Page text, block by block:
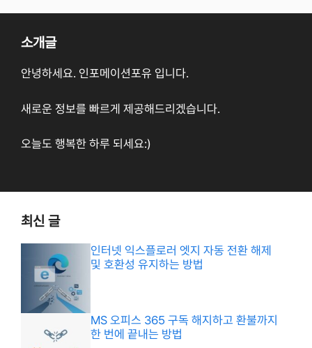
소개글
안녕하세요. 인포메이션포유 입니다.
새로운 정보를 빠르게 제공해드리겠습니다.
오늘도 행복한 하루 되세요:)
최신 글
인터넷 익스플로러 엣지 자동 전환 해제
및 호환성 유지하는 방법
MS 오피스 365 구독 해지하고 환불까지
한 번에 끝내는 방법